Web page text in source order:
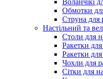
Воланчікі
Обмотки
Струна для
Настільний та
Столи для
Ракетки для
Ракетки
Чохли для
Сітки для